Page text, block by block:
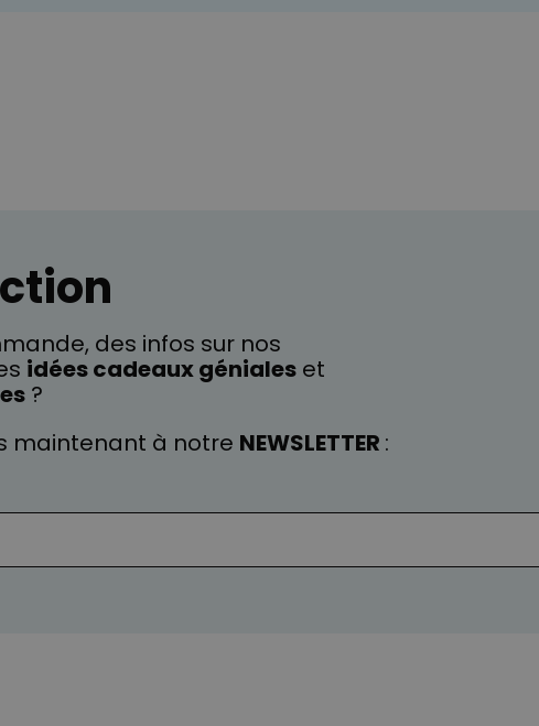
des infos sur nos
idées cadeaux géniales et
?
maintenant à notre NEWSLETTER :